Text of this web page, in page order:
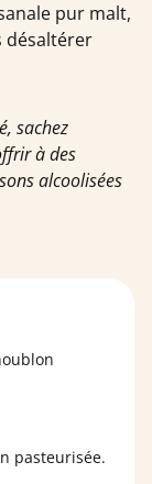
pur malt,
désaltérer
sachez
à des
alcoolisées
pasteurisée.